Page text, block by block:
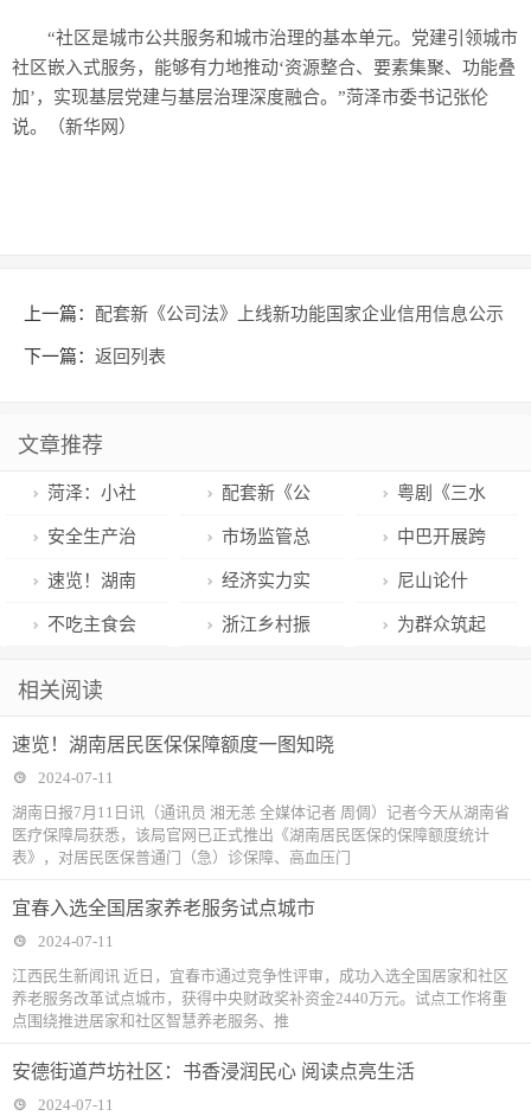
“社区是城市公共服务和城市治理的基本单元。党建引领城市
社区嵌入式服务，能够有力地推动‘资源整合、要素集聚、功能叠
加’，实现基层党建与基层治理深度融合。”菏泽市委书记张伦
说。（新华网）
上一篇： 配套新《公司法》上线新功能国家企业信用信息公示
系统完成升级改造
下一篇： 返回列表
文章推荐
菏泽：小社
区服务民生大
需求
配套新《公
司法》上线新
功能国家企业
信用信息公示
粤剧《三水
女儿·红头巾》
狮城演出，获
新加坡副总理
安全生产治
本攻坚 江苏沭
阳贤官镇全民
市场监管总
局对燃气用具
连接用软管、
产品认证
中巴开展跨
境牛肉追溯合
作
速览！湖南
居民医保保障
经济实力实
现历史性跃升
尼山论什
么？
不吃主食会
为你提供一份
浙江乡村振
方捧回“神农
为群众筑起
相关阅读
速览！湖南居民医保保障额度一图知晓
2024-07-11
湖南日报7月11日讯（通讯员 湘无恙 全媒体记者 周倜）记者今天从湖南省
医疗保障局获悉，该局官网已正式推出《湖南居民医保的保障额度统计
表》，对居民医保普通门（急）诊保障、高血压门
宜春入选全国居家养老服务试点城市
2024-07-11
江西民生新闻讯 近日，宜春市通过竞争性评审，成功入选全国居家和社区
养老服务改革试点城市，获得中央财政奖补资金2440万元。试点工作将重
点围绕推进居家和社区智慧养老服务、推
安德街道芦坊社区：书香浸润民心 阅读点亮生活
2024-07-11